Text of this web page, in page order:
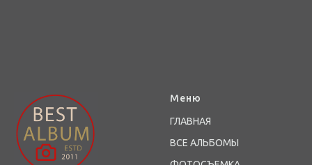
Меню
ГЛАВНАЯ
ВСЕ АЛЬБОМЫ